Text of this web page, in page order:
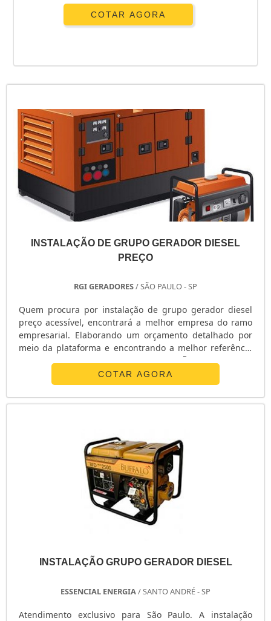
COTAR AGORA
INSTALAÇÃO DE GRUPO GERADOR DIESEL
PREÇO
RGI GERADORES/ SÃO PAULO - SP
Quem procura por instalação de grupo gerador diesel
preço acessível, encontrará a melhor empresa do ramo
empresarial. Elaborando um orçamento detalhado por
meio da plataforma e encontrando a melhor referência
do mercado.MAIS SOBRE INSTALAÇÃO DE GRUPO
GERADOR DIESEL PREÇOQuem está a procura de
instalação de grupo gerador diesel preço justo e em uma
empresa comprometida com os serviços, encontra o site
COTAR AGORA
INSTALAÇÃO GRUPO GERADOR DIESEL
ESSENCIAL ENERGIA/ SANTO ANDRÉ - SP
Atendimento exclusivo para São Paulo. A instalação